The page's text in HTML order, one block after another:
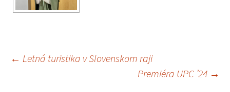
Navigácia
← Letná turistika v Slovenskom raji
Premiéra UPC ’24 →